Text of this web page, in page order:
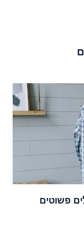
פשוטים